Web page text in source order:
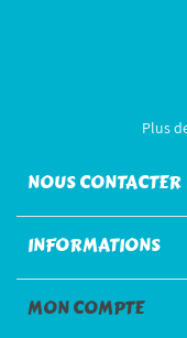
Plus
NOUS CONTACTER
INFORMATIONS
MON COMPTE